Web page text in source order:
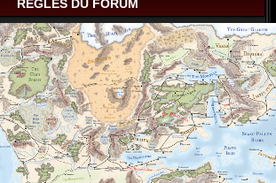
RÈGLES DU FORUM